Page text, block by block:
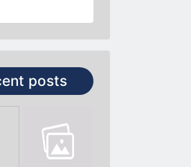
posts